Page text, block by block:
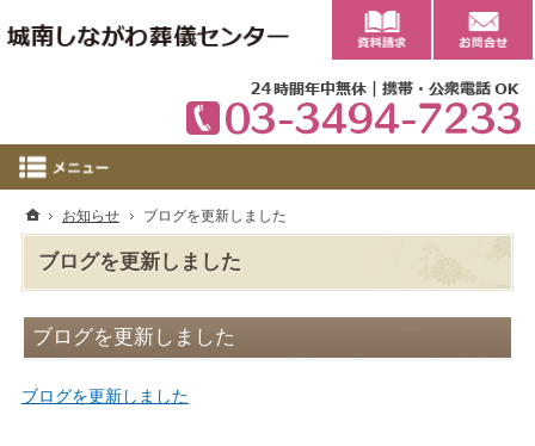
ブログを更新しました
ブログを更新しました
ブログを更新しました
ホーム
お知らせ ブログを更新しました